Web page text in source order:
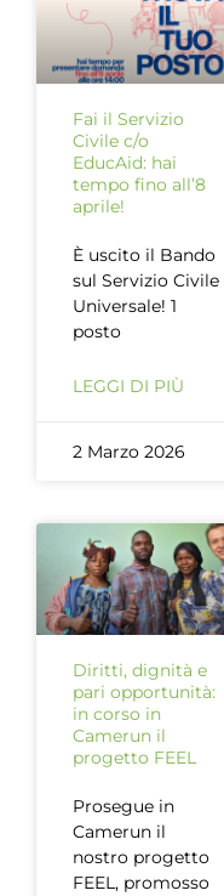
Fai il Servizio
Civile c/o
EducAid: hai
tempo fino all’8
aprile!
È uscito il Bando
sul Servizio Civile
Universale! 1
posto
LEGGI DI PIÙ
2 Marzo 2026
Diritti, dignità e
pari opportunità:
in corso in
Camerun il
progetto FEEL
Prosegue in
Camerun il
nostro progetto
FEEL, promosso